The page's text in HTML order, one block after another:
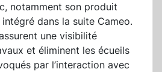
notamment son produit
dans la suite Cameo.
une visibilité
et éliminent les écueils
par l’interaction avec